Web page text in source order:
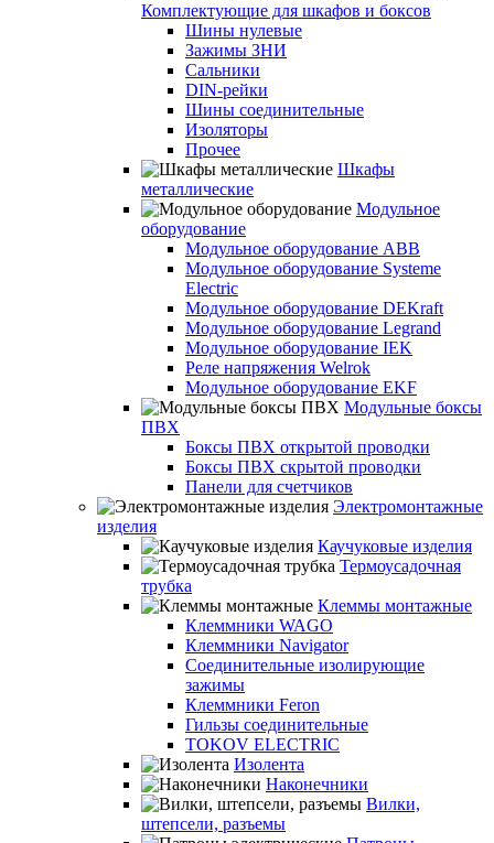
Комплектующие для шкафов и боксов
Шины нулевые
Зажимы ЗНИ
Сальники
DIN-рейки
Шины соединительные
Изоляторы
Прочее
Шкафы
металлические
Модульное
оборудование
Модульное оборудование ABB
Модульное оборудование Systeme
Electric
Модульное оборудование DEKraft
Модульное оборудование Legrand
Модульное оборудование IEK
Реле напряжения Welrok
Модульное оборудование EKF
Модульные боксы
ПВХ
Боксы ПВХ открытой проводки
Боксы ПВХ скрытой проводки
Панели для счетчиков
Электромонтажные
изделия
Каучуковые изделия
Термоусадочная
трубка
Клеммы монтажные
Клеммники WAGO
Клеммники Navigator
Соединительные изолирующие
зажимы
Клеммники Feron
Гильзы соединительные
TOKOV ELECTRIC
Изолента
Наконечники
Вилки,
штепсели, разъемы